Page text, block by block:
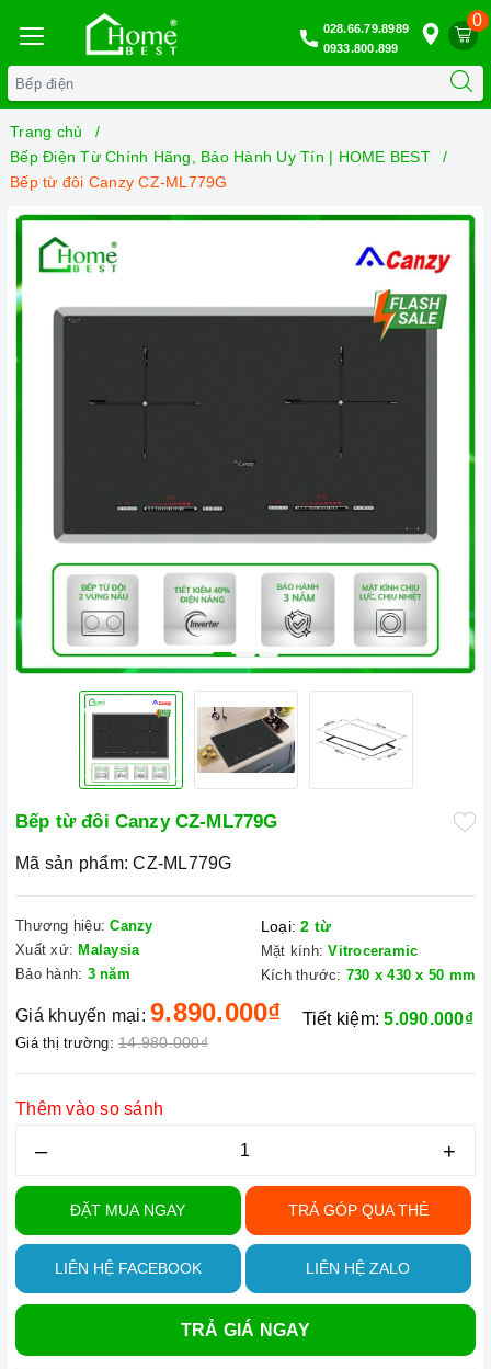
0
028.66.79.8989
0933.800.899
Trang chủ
Bếp Điện Từ Chính Hãng, Bảo Hành Uy Tín | HOME BEST
Bếp từ đôi Canzy CZ-ML779G
Bếp từ đôi Canzy CZ-ML779G
Mã sản phẩm: CZ-ML779G
Thương hiệu: Canzy
Xuất xứ: Malaysia
Bảo hành: 3 năm
Loại: 2 từ
Mặt kính: Vitroceramic
Kích thước: 730 x 430 x 50 mm
Giá khuyến mại: 9.890.000₫
Giá thị trường: 14.980.000₫
Tiết kiệm:5.090.000₫
Thêm vào so sánh
– +
ĐẶT MUA NGAY TRẢ GÓP QUA THẺ
LIÊN HỆ FACEBOOK LIÊN HỆ ZALO
TRẢ GIÁ NGAY